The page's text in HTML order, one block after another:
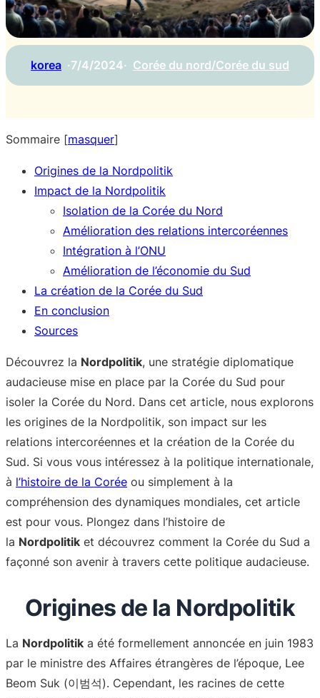
korea ·7/4/2024· Corée du nord/Corée du sud
Sommaire [masquer]
Origines de la Nordpolitik
Impact de la Nordpolitik
Isolation de la Corée du Nord
Amélioration des relations intercoréennes
Intégration à l’ONU
Amélioration de l’économie du Sud
La création de la Corée du Sud
En conclusion
Sources
Découvrez la Nordpolitik, une stratégie diplomatique
audacieuse mise en place par la Corée du Sud pour
isoler la Corée du Nord. Dans cet article, nous explorons
les origines de la Nordpolitik, son impact sur les
relations intercoréennes et la création de la Corée du
Sud. Si vous vous intéressez à la politique internationale,
à l’histoire de la Corée ou simplement à la
compréhension des dynamiques mondiales, cet article
est pour vous. Plongez dans l’histoire de
la Nordpolitik et découvrez comment la Corée du Sud a
façonné son avenir à travers cette politique audacieuse.
Origines de la Nordpolitik
La Nordpolitik a été formellement annoncée en juin 1983
par le ministre des Affaires étrangères de l’époque, Lee
Beom Suk (이범석). Cependant, les racines de cette